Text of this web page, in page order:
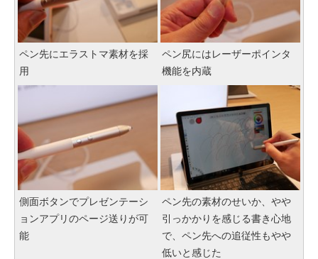
ペン先にエラストマ素材を採
用
ペン尻にはレーザーポインタ
機能を内蔵
側面ボタンでプレゼンテーシ
ョンアプリのページ送りが可
能
ペン先の素材のせいか、やや
引っかかりを感じる書き心地
で、ペン先への追従性もやや
低いと感じた